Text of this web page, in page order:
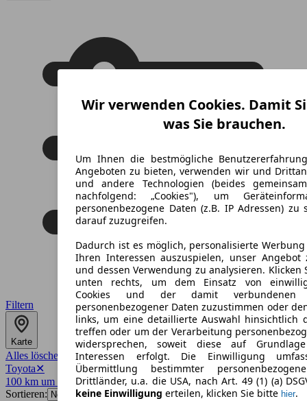
Filtern
Karte
Alles löschen
Toyota✕
100 km um 30159✕
Sortieren:
Wir verwenden Cookies. Damit
was Sie brauchen.
Um Ihnen die bestmögliche
Angeboten zu bieten, verwenden wir und
und andere Technologien (beides
nachfolgend: „Cookies"), um
personenbezogene Daten (z.B. IP Adressen) zu
darauf zuzugreifen.
Dadurch ist es möglich, personalisierte
Ihren Interessen auszuspielen, unser Angebot
und dessen Verwendung zu analysieren. Klicken
unten rechts, um dem Einsatz von
Cookies und der damit verbundenen
personenbezogener Daten zuzustimmen oder
links, um eine detaillierte Auswahl hinsichtlich
treffen oder um der Verarbeitung
widersprechen, soweit diese auf
Interessen erfolgt. Die Einwilligung
Übermittlung bestimmter
Drittländer, u.a. die USA, nach Art. 49 (1) (a)
keine Einwilligung erteilen, klicken Sie bitte hier.